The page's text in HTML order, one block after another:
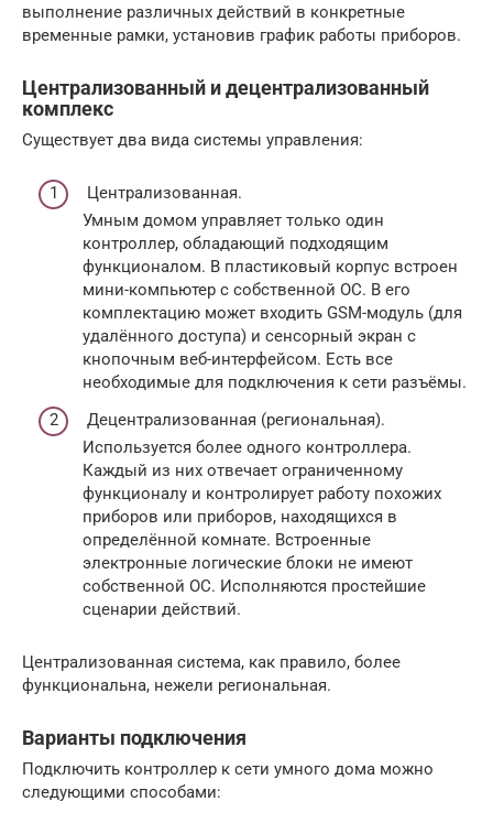
выполнение различных действий в конкретные
временные рамки, установив график работы приборов.
Централизованный и децентрализованный
комплекс
Существует два вида системы управления:
Централизованная.
Умным домом управляет только один
контроллер, обладающий подходящим
функционалом. В пластиковый корпус встроен
мини-компьютер с собственной ОС. В его
комплектацию может входить GSM-модуль (для
удалённого доступа) и сенсорный экран с
кнопочным веб-интерфейсом. Есть все
необходимые для подключения к сети разъёмы.
Децентрализованная (региональная).
Используется более одного контроллера.
Каждый из них отвечает ограниченному
функционалу и контролирует работу похожих
приборов или приборов, находящихся в
определённой комнате. Встроенные
электронные логические блоки не имеют
собственной ОС. Исполняются простейшие
сценарии действий.
Централизованная система, как правило, более
функциональна, нежели региональная.
Варианты подключения
Подключить контроллер к сети умного дома можно
следующими способами: